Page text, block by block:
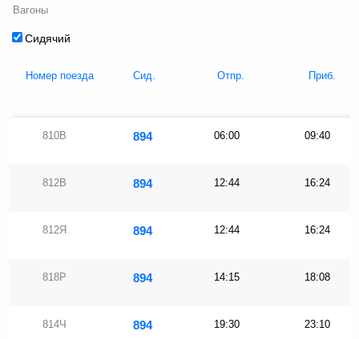
Вагоны
Сидячий
Номер поезда Сид. Отпр. Приб.
810В 894 06:00 09:40
812В 894 12:44 16:24
812Я 894 12:44 16:24
818Р 894 14:15 18:08
814Ч 894 19:30 23:10